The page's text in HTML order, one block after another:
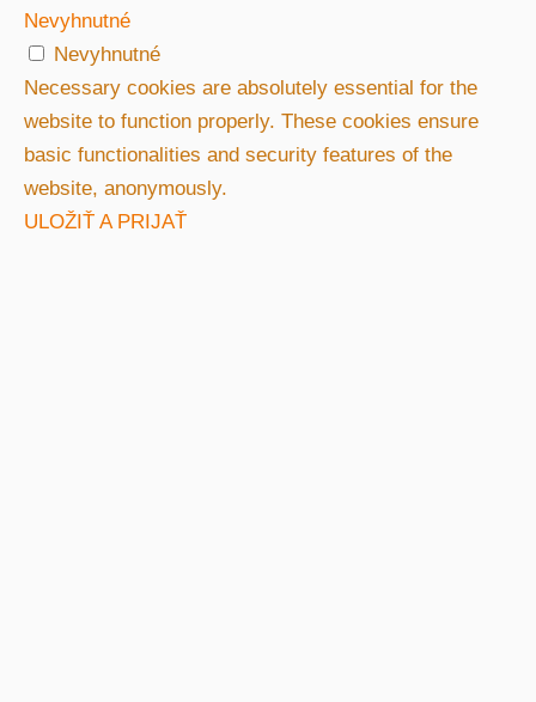
Nevyhnutné
Nevyhnutné
Necessary cookies are absolutely essential for the
website to function properly. These cookies ensure
basic functionalities and security features of the
website, anonymously.
ULOŽIŤ A PRIJAŤ